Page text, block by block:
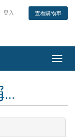
登入 查看購物車
切換